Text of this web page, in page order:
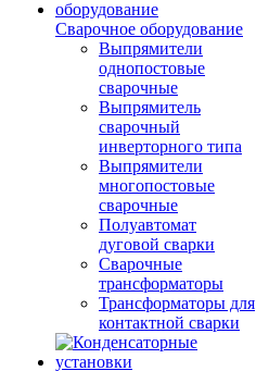
Сварочное оборудование
Выпрямители
однопостовые
сварочные
Выпрямитель
сварочный
инверторного типа
Выпрямители
многопостовые
сварочные
Полуавтомат
дуговой сварки
Сварочные
трансформаторы
Трансформаторы для
контактной сварки